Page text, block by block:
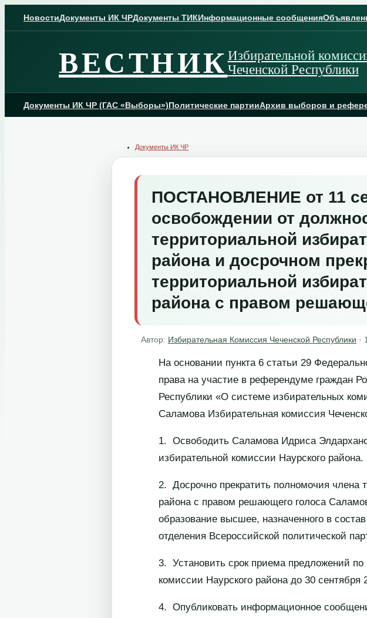
contentНовостиДокументы ИК ЧРДокументы ТИКИнформационные сообщения
ВЕСТНИКИзбирательной
Чеченской Республики
Документы ИК ЧР (ГАС «Выборы»)Политические партииАрхив выборов и
Документы ИК ЧР
ПОСТАНОВЛЕНИЕ от 11
освобождении от
территориальной
района и досрочном
территориальной
района с правом
Автор: Избирательная Комиссия Чеченской Республики ·
На основании пункта 6 статьи 29
права на участие в референдуме граждан
Республики «О системе избирательных
Саламова Избирательная комиссия
1. Освободить Саламова Идриса
избирательной комиссии Наурского района.
2. Досрочно прекратить полномочия члена
района с правом решающего голоса
образование высшее, назначенного в
отделения Всероссийской политической
3. Установить срок приема предложений по
комиссии Наурского района до 30 сентября
4. Опубликовать информационное